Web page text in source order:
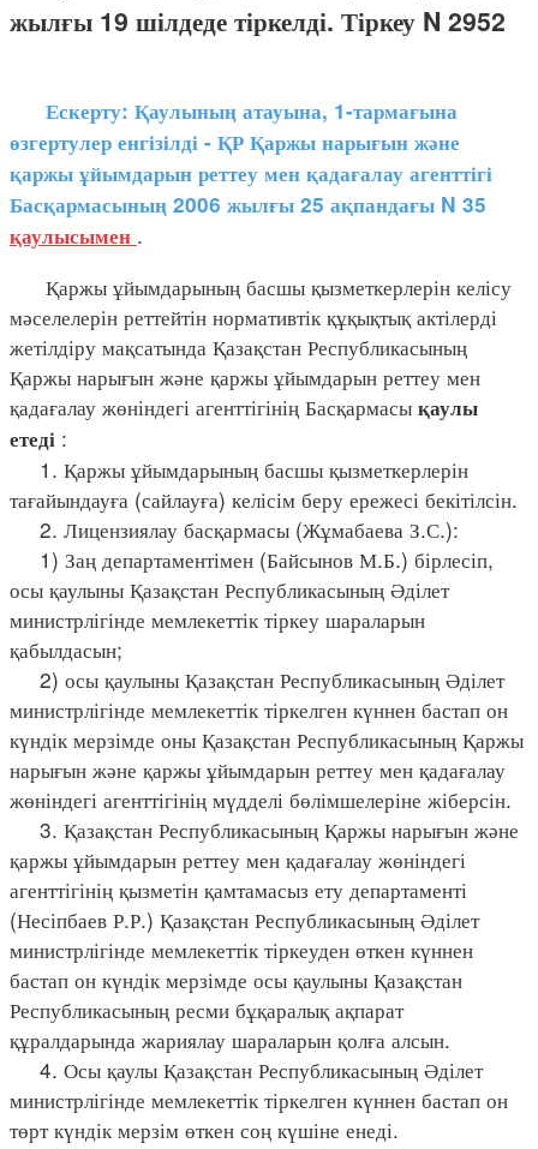
жылғы 19 шілдеде тіркелді. Тіркеу N 2952
Ескерту: Қаулының атауына, 1-тармағына
өзгертулер енгізілді - ҚР Қаржы нарығын және
қаржы ұйымдарын реттеу мен қадағалау агенттігі
Басқармасының 2006 жылғы 25 ақпандағы N 35
қаулысымен .
Қаржы ұйымдарының басшы қызметкерлерін келісу
мәселелерін реттейтін нормативтік құқықтық актілерді
жетілдіру мақсатында Қазақстан Республикасының
Қаржы нарығын және қаржы ұйымдарын реттеу мен
қадағалау жөніндегі агенттігінің Басқармасы қаулы
етеді :
1. Қаржы ұйымдарының басшы қызметкерлерін
тағайындауға (сайлауға) келісім беру ережесі бекітілсін.
2. Лицензиялау басқармасы (Жұмабаева З.С.):
1) Заң департаментімен (Байсынов М.Б.) бірлесіп,
осы қаулыны Қазақстан Республикасының Әділет
министрлігінде мемлекеттік тіркеу шараларын
қабылдасын;
2) осы қаулыны Қазақстан Республикасының Әділет
министрлігінде мемлекеттік тіркелген күннен бастап он
күндік мерзімде оны Қазақстан Республикасының Қаржы
нарығын және қаржы ұйымдарын реттеу мен қадағалау
жөніндегі агенттігінің мүдделі бөлімшелеріне жіберсін.
3. Қазақстан Республикасының Қаржы нарығын және
қаржы ұйымдарын реттеу мен қадағалау жөніндегі
агенттігінің қызметін қамтамасыз ету департаменті
(Несіпбаев Р.Р.) Қазақстан Республикасының Әділет
министрлігінде мемлекеттік тіркеуден өткен күннен
бастап он күндік мерзімде осы қаулыны Қазақстан
Республикасының ресми бұқаралық ақпарат
құралдарында жариялау шараларын қолға алсын.
4. Осы қаулы Қазақстан Республикасының Әділет
министрлігінде мемлекеттік тіркелген күннен бастап он
төрт күндік мерзім өткен соң күшіне енеді.